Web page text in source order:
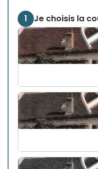
1 Je choisis la